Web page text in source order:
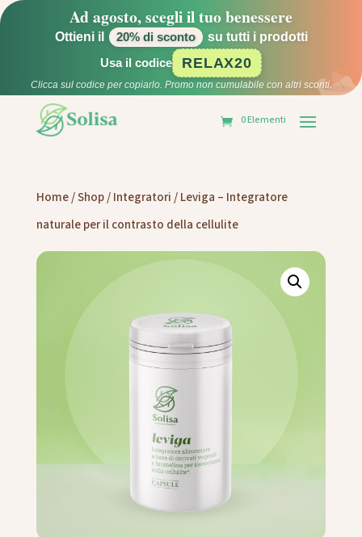
Ad agosto, scegli il tuo benessere
Ottieni il 20% di sconto su tutti i prodotti
Usa il codice RELAX20
Clicca sul codice per copiarlo. Promo non cumulabile con altri sconti.
0 Elementi
Home/Shop/Integratori/ Leviga – Integratore
naturale per il contrasto della cellulite